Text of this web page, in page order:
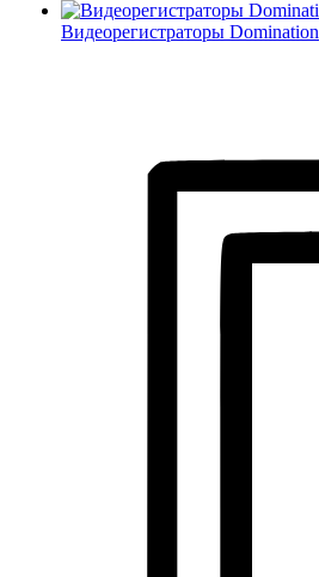
Видеорегистраторы Domination